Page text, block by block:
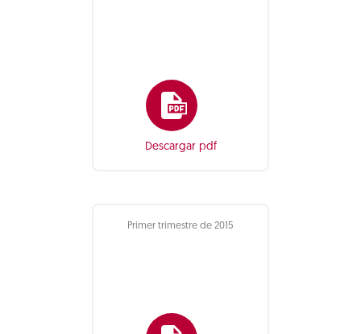
Descargar pdf
Primer trimestre de 2015